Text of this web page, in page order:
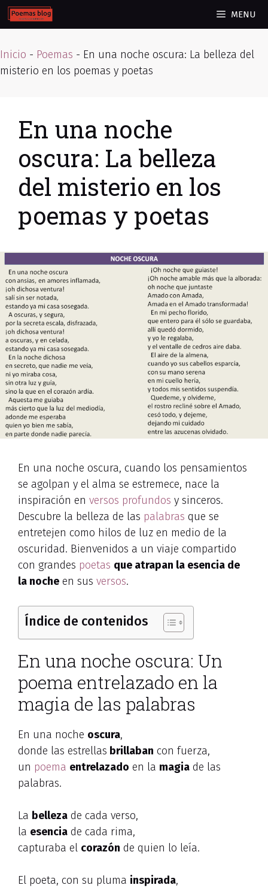
Skip
to
MENU
Inicio - Poemas - En una noche oscura: La belleza del
misterio en los poemas y poetas
En una noche
oscura: La belleza
del misterio en los
poemas y poetas
En una noche oscura, cuando los pensamientos
se agolpan y el alma se estremece, nace la
inspiración en versos profundos y sinceros.
Descubre la belleza de las palabras que se
entretejen como hilos de luz en medio de la
oscuridad. Bienvenidos a un viaje compartido
con grandes poetas que atrapan la esencia de
la noche en sus versos.
Índice de contenidos
En una noche oscura: Un
poema entrelazado en la
magia de las palabras
En una noche oscura,
donde las estrellas brillaban con fuerza,
un poema entrelazado en la magia de las
palabras.
La belleza de cada verso,
la esencia de cada rima,
capturaba el corazón de quien lo leía.
El poeta, con su pluma inspirada,